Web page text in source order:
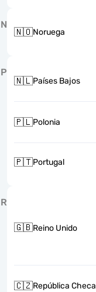
N
🇳🇴Noruega
P
🇳🇱Países Bajos
🇵🇱Polonia
🇵🇹Portugal
R
🇬🇧Reino Unido
🇨🇿República Checa